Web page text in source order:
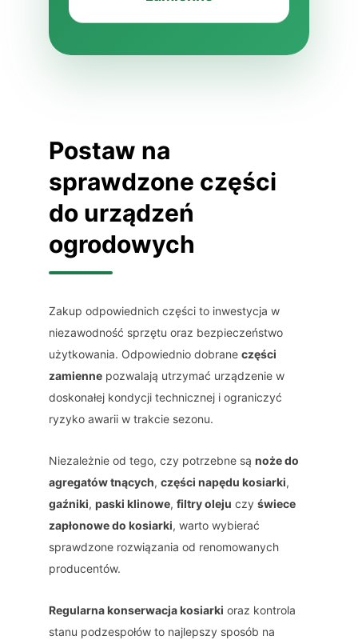
Postaw na
sprawdzone części
do urządzeń
ogrodowych
Zakup odpowiednich części to inwestycja w
niezawodność sprzętu oraz bezpieczeństwo
użytkowania. Odpowiednio dobrane części
zamienne pozwalają utrzymać urządzenie w
doskonałej kondycji technicznej i ograniczyć
ryzyko awarii w trakcie sezonu.
Niezależnie od tego, czy potrzebne są noże do
agregatów tnących, części napędu kosiarki,
gaźniki, paski klinowe, filtry oleju czy świece
zapłonowe do kosiarki, warto wybierać
sprawdzone rozwiązania od renomowanych
producentów.
Regularna konserwacja kosiarki oraz kontrola
stanu podzespołów to najlepszy sposób na